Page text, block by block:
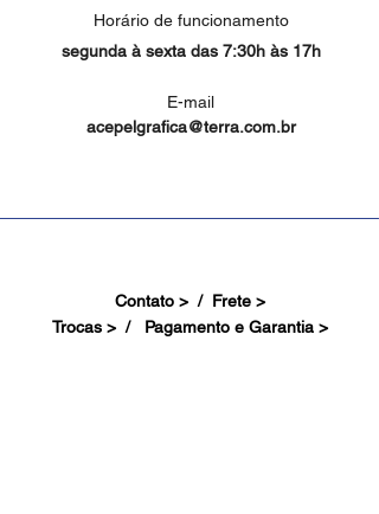
Horário de funcionamento
segunda à sexta das 7:30h às 17h
E-mail
acepelgrafica@terra.com.br
Contato > / Frete >
Trocas > / Pagamento e Garantia >